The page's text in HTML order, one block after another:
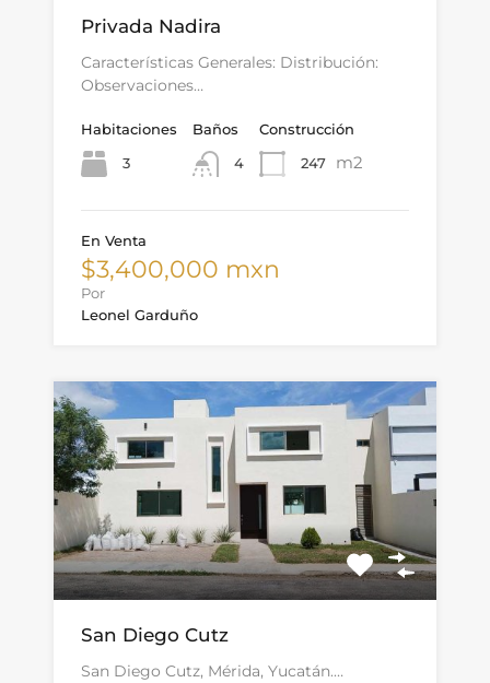
Privada Nadira
Características Generales: Distribución:
Observaciones…
Habitaciones
3
Baños
4
Construcción
247
m2
En Venta
$3,400,000 mxn
Por
Leonel Garduño
San Diego Cutz
San Diego Cutz, Mérida, Yucatán.…